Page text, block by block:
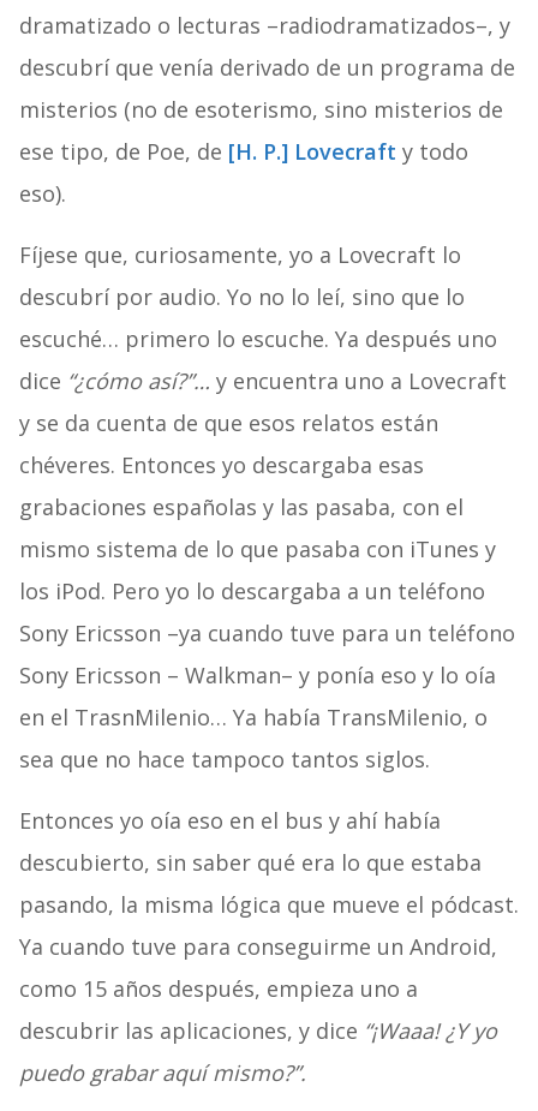
dramatizado o lecturas –radiodramatizados–, y
descubrí que venía derivado de un programa de
misterios (no de esoterismo, sino misterios de
ese tipo, de Poe, de [H. P.] Lovecraft y todo
eso).
Fíjese que, curiosamente, yo a Lovecraft lo
descubrí por audio. Yo no lo leí, sino que lo
escuché… primero lo escuche. Ya después uno
dice “¿cómo así?”… y encuentra uno a Lovecraft
y se da cuenta de que esos relatos están
chéveres. Entonces yo descargaba esas
grabaciones españolas y las pasaba, con el
mismo sistema de lo que pasaba con iTunes y
los iPod. Pero yo lo descargaba a un teléfono
Sony Ericsson –ya cuando tuve para un teléfono
Sony Ericsson – Walkman– y ponía eso y lo oía
en el TrasnMilenio… Ya había TransMilenio, o
sea que no hace tampoco tantos siglos.
Entonces yo oía eso en el bus y ahí había
descubierto, sin saber qué era lo que estaba
pasando, la misma lógica que mueve el pódcast.
Ya cuando tuve para conseguirme un Android,
como 15 años después, empieza uno a
descubrir las aplicaciones, y dice “¡Waaa! ¿Y yo
puedo grabar aquí mismo?”.